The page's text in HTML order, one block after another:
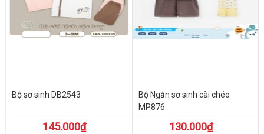
Bộ sơ sinh DB2543
145.000₫
Bộ Ngắn sơ sinh cài chéo
MP876
130.000₫